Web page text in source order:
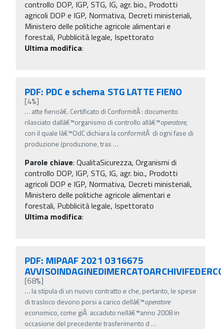
controllo DOP, IGP, STG, IG, agr. bio., Prodotti
agricoli DOP e IGP, Normativa, Decreti ministeriali,
Ministero delle politiche agricole alimentari e
forestali, Pubblicità legale, Ispettorato
Ultima modifica:
PDF: PDC e schema STG LATTE FIENO
[4%]
… atte fienoâ€. Certificato di ConformitÃ : documento
rilasciato dallâ€™organismo di controllo allâ€™operatore,
con il quale lâ€™OdC dichiara la conformitÃ di ogni fase di
produzione (produzione, tras …
Parole chiave: QualitaSicurezza, Organismi di
controllo DOP, IGP, STG, IG, agr. bio., Prodotti
agricoli DOP e IGP, Normativa, Decreti ministeriali,
Ministero delle politiche agricole alimentari e
forestali, Pubblicità legale, Ispettorato
Ultima modifica:
PDF: MIPAAF 2021 0316675
[68%]
… la stipula di un nuovo contratto e che, pertanto, le spese
di trasloco devono porsi a carico dellâ€™operatore
economico, come giÃ accaduto nellâ€™anno 2008 in
occasione del precedente trasferimento d …